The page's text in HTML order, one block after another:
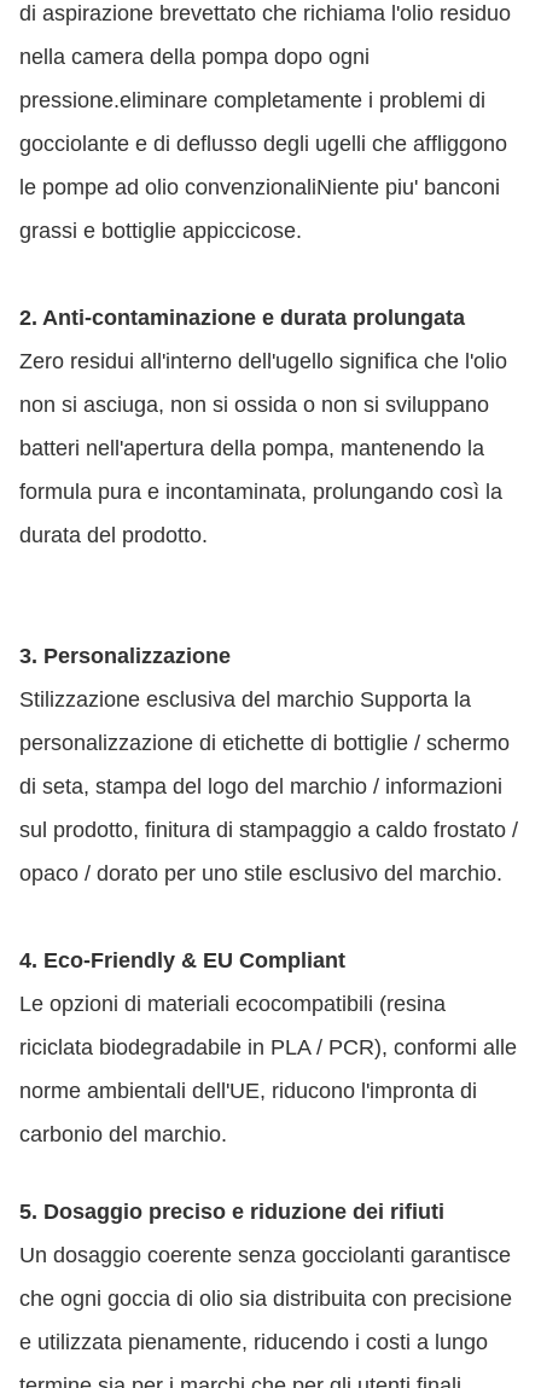
di aspirazione brevettato che richiama l'olio residuo
nella camera della pompa dopo ogni
pressione.eliminare completamente i problemi di
gocciolante e di deflusso degli ugelli che affliggono
le pompe ad olio convenzionaliNiente piu' banconi
grassi e bottiglie appiccicose.
2. Anti-contaminazione e durata prolungata
Zero residui all'interno dell'ugello significa che l'olio
non si asciuga, non si ossida o non si sviluppano
batteri nell'apertura della pompa, mantenendo la
formula pura e incontaminata, prolungando così la
durata del prodotto.
3. Personalizzazione
Stilizzazione esclusiva del marchio Supporta la
personalizzazione di etichette di bottiglie / schermo
di seta, stampa del logo del marchio / informazioni
sul prodotto, finitura di stampaggio a caldo frostato /
opaco / dorato per uno stile esclusivo del marchio.
4. Eco-Friendly & EU Compliant
Le opzioni di materiali ecocompatibili (resina
riciclata biodegradabile in PLA / PCR), conformi alle
norme ambientali dell'UE, riducono l'impronta di
carbonio del marchio.
5. Dosaggio preciso e riduzione dei rifiuti
Un dosaggio coerente senza gocciolanti garantisce
che ogni goccia di olio sia distribuita con precisione
e utilizzata pienamente, riducendo i costi a lungo